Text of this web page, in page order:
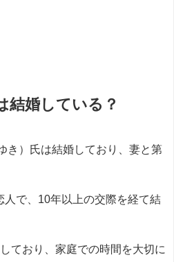
結婚している？
き）氏は結婚しており、妻と第
人で、10年以上の交際を経て結
ており、家庭での時間を大切に